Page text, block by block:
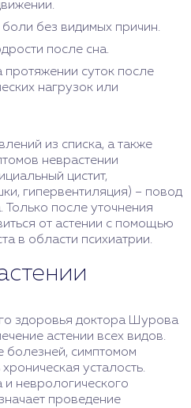
без видимых причин.
после сна.
протяжении суток после
нагрузок или
из списка, а также
неврастении
цистит,
гипервентиляция) – повод
Только после уточнения
от астении с помощью
в области психиатрии.
здоровья доктора Шурова
астении всех видов.
болезней, симптомом
усталость.
и неврологического
проведение